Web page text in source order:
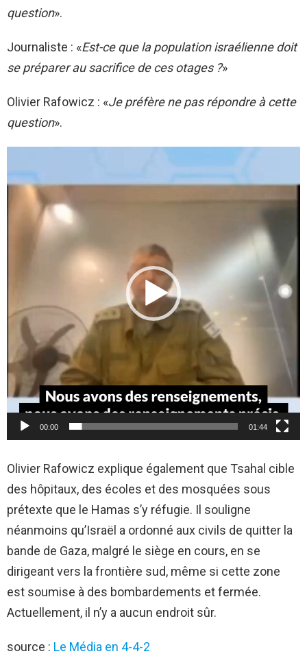
question».
Journaliste : «Est-ce que la population israélienne doit
se préparer au sacrifice de ces otages ?»
Olivier Rafowicz : «Je préfère ne pas répondre à cette
question».
é
00:00 01:44
Olivier Rafowicz explique également que Tsahal cible
des hôpitaux, des écoles et des mosquées sous
prétexte que le Hamas s’y réfugie. Il souligne
néanmoins qu’Israël a ordonné aux civils de quitter la
bande de Gaza, malgré le siège en cours, en se
dirigeant vers la frontière sud, même si cette zone
est soumise à des bombardements et fermée.
Actuellement, il n’y a aucun endroit sûr.
source : Le Média en 4-4-2